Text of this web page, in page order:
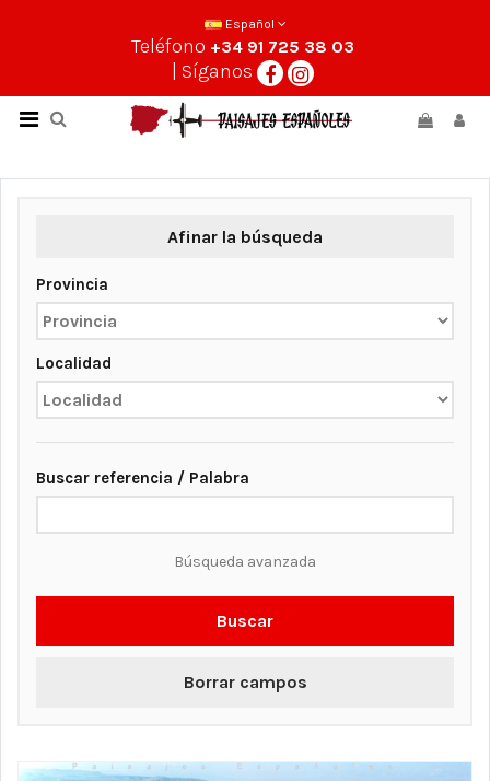
Español
Teléfono +34 91 725 38 03
| Síganos
Afinar la búsqueda
Provincia
Localidad
Buscar referencia / Palabra
Búsqueda avanzada
Buscar
Borrar campos